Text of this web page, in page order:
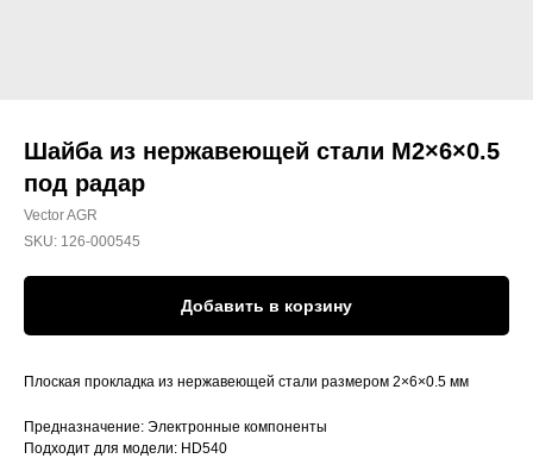
Шайба из нержавеющей стали M2×6×0.5
под радар
Vector AGR
SKU: 126-000545
Добавить в корзину
Плоская прокладка из нержавеющей стали размером 2×6×0.5 мм
Предназначение: Электронные компоненты
Подходит для модели: HD540